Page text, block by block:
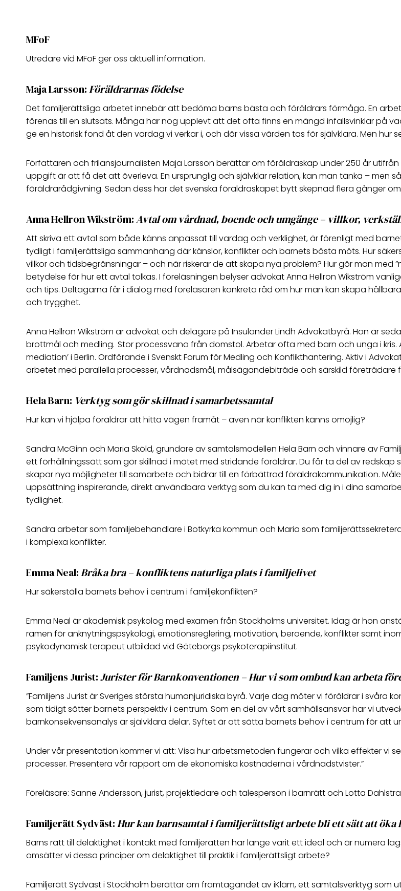
MFoF
Utredare vid MFoF ger oss aktuell information.
Maja Larsson:Föräldrarnas födelse
Det familjerättsliga arbetet innebär att bedöma barns bästa och föräldrars förmåga. En
förenas till en slutsats. Många har nog upplevt att det ofta finns en mängd infallsvinklar på
ge en historisk fond åt den vardag vi verkar i, och där vissa värden tas för självklara. Men
Författaren och frilansjournalisten Maja Larsson berättar om föräldraskap under 250 år utifrån
uppgift är att få det att överleva. En ursprunglig och självklar relation, kan man tänka – men
föräldrarådgivning. Sedan dess har det svenska föräldraskapet bytt skepnad flera gånger
Anna Hellron Wikström:Avtal om vårdnad, boende och umgänge – villkor,
Att skriva ett avtal som både känns anpassat till vardag och verklighet, är förenligt med
tydligt i familjerättsliga sammanhang där känslor, konflikter och barnets bästa möts. Hur
villkor och tidsbegränsningar – och när riskerar de att skapa nya problem? Hur gör man med
betydelse för hur ett avtal tolkas. I föreläsningen belyser advokat Anna Hellron Wikström
och tips. Deltagarna får i dialog med föreläsaren konkreta råd om hur man kan skapa
och trygghet.
Anna Hellron Wikström är advokat och delägare på Insulander Lindh Advokatbyrå. Hon är
brottmål och medling. Stor processvana från domstol. Arbetar ofta med barn och unga i kris.
mediation’ i Berlin. Ordförande i Svenskt Forum för Medling och Konflikthantering. Aktiv i
arbetet med parallella processer, vårdnadsmål, målsägandebiträde och särskild företrädare
Hela Barn: Verktyg som gör skillnad i samarbetssamtal
Hur kan vi hjälpa föräldrar att hitta vägen framåt – även när konflikten känns omöjlig?
Sandra McGinn och Maria Sköld, grundare av samtalsmodellen Hela Barn och vinnare av
ett förhållningssätt som gör skillnad i mötet med stridande föräldrar. Du får ta del av
skapar nya möjligheter till samarbete och bidrar till en förbättrad föräldrakommunikation.
uppsättning inspirerande, direkt användbara verktyg som du kan ta med dig in i dina
tydlighet.
Sandra arbetar som familjebehandlare i Botkyrka kommun och Maria som
i komplexa konflikter.
Emma Neal:Bråka bra – konfliktens naturliga plats i familjelivet
Hur säkerställa barnets behov i centrum i familjekonflikten?
Emma Neal är akademisk psykolog med examen från Stockholms universitet. Idag är hon
ramen för anknytningspsykologi, emotionsreglering, motivation, beroende, konflikter samt
psykodynamisk terapeut utbildad vid Göteborgs psykoterapiinstitut.
Familjens Jurist:Jurister för Barnkonventionen –Hur vi som ombud kan arbeta
”Familjens Jurist är Sveriges största humanjuridiska byrå. Varje dag möter vi föräldrar i svåra
som tidigt sätter barnets perspektiv i centrum. Som en del av vårt samhällsansvar har vi
barnkonsekvensanalys är självklara delar. Syftet är att sätta barnets behov i centrum för att
Under vår presentation kommer vi att: Visa hur arbetsmetoden fungerar och vilka effekter vi
processer. Presentera vår rapport om de ekonomiska kostnaderna i vårdnadstvister.”
Föreläsare: Sanne Andersson, jurist, projektledare och talesperson i barnrätt och Lotta
Familjerätt Sydväst:Hur kan barnsamtal i familjerättsligt arbete bli ett sätt att öka
Barns rätt till delaktighet i kontakt med familjerätten har länge varit ett ideal och är numera
omsätter vi dessa principer om delaktighet till praktik i familjerättsligt arbete?
Familjerätt Sydväst i Stockholm berättar om framtagandet av iKläm, ett samtalsverktyg